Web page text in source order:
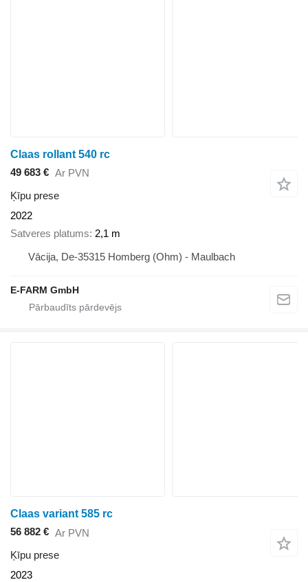
Claas rollant 540 rc
49 683 € Ar PVN
Ķīpu prese
2022
Satveres platums 2,1 m
Vācija, De-35315 Homberg (Ohm) - Maulbach
E-FARM GmbH
Claas variant 585 rc
56 882 € Ar PVN
Ķīpu prese
2023